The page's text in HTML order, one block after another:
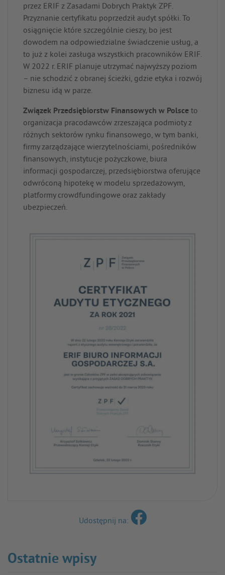
przez ERIF z Zasadami Dobrych Praktyk ZPF.
Przyznanie certyfikatu poprzedził audyt spółki. To
osiągnięcie które szczególnie cieszy, bo jest
dowodem na odpowiedzialne świadczenie usług, a
to już z kolei zasługa wszystkich pracowników ERIF.
W 2022 r. ERIF planuje utrzymać najwyższy poziom
– nie schodzić z obranej ścieżki, gdzie etyka i rozwój
biznesu idą w parze.
Związek Przedsiębiorstw Finansowych w Polsce to
organizacja pracodawców zrzeszająca podmioty z
różnych sektorów rynku finansowego, w tym banki,
firmy zarządzające wierzytelnościami, pośredników
finansowych, instytucje pożyczkowe, biura
informacji gospodarczej, przedsiębiorstwa oferujące
odwróconą hipotekę w modelu sprzedażowym,
platformy crowdfundingowe oraz zakłady
ubezpieczeń.
Udostępnij na:
Ostatnie wpisy